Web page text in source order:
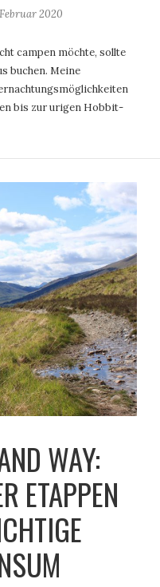
2020
campen möchte, sollte
buchen. Meine
bis zur urigen Hobbit-
WAY:
ETAPPEN